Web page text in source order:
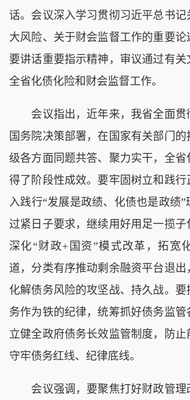
话。会议深入学习贯彻习近平总书记
大风险、关于财会监督工作的重要论
要讲话重要指示精神，审议通过有关
全省化债化险和财会监督工作。
会议指出，近年来，我省全面贯
国务院决策部署，在国家有关部门
级各方面同题共答、聚力实干，全省
得了阶段性成效。要牢固树立和践行
入践行“发展是政绩、化债也是政绩
过紧日子要求，继续用好用足一揽子
深化“财政+国资”模式改革，拓宽
道，分类有序推动剩余融资平台退
化解债务风险的攻坚战、持久战。要
务作为铁的纪律，统筹抓好债务监管
立健全政府债务长效监管制度，防止
守牢债务红线、纪律底线。
会议强调，要聚焦打好财政管理